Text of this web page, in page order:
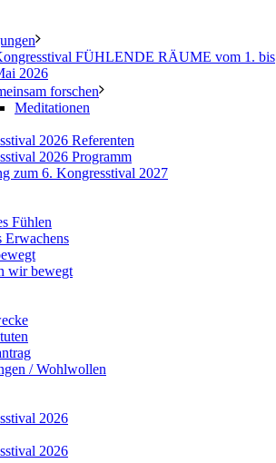
FÜHLENDE RÄUME vom 1. bis
2026
forschen
Meditationen
2026 Referenten
2026 Programm
zum 6. Kongresstival 2027
Fühlen
Erwachens
wir bewegt
/ Wohlwollen
2026
2026